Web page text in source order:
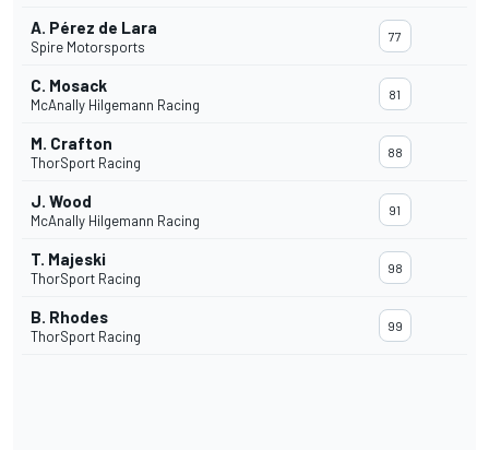
A. Pérez de Lara
Spire Motorsports
77
C. Mosack
McAnally Hilgemann Racing
81
M. Crafton
ThorSport Racing
88
J. Wood
McAnally Hilgemann Racing
91
T. Majeski
ThorSport Racing
98
B. Rhodes
ThorSport Racing
99